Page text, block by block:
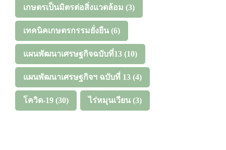
เกษตรเป็นมิตรต่อสิ่งแวดล้อม (3)
เทคนิคเกษตรกรรมยั่งยืน (6)
แผนพัฒนาเศรษฐกิจฉบับที่13 (10)
แผนพัฒนาเศรษฐกิจฯ ฉบับที่ 13 (4)
โควิด-19 (30) ไร่หมุนเวียน (3)